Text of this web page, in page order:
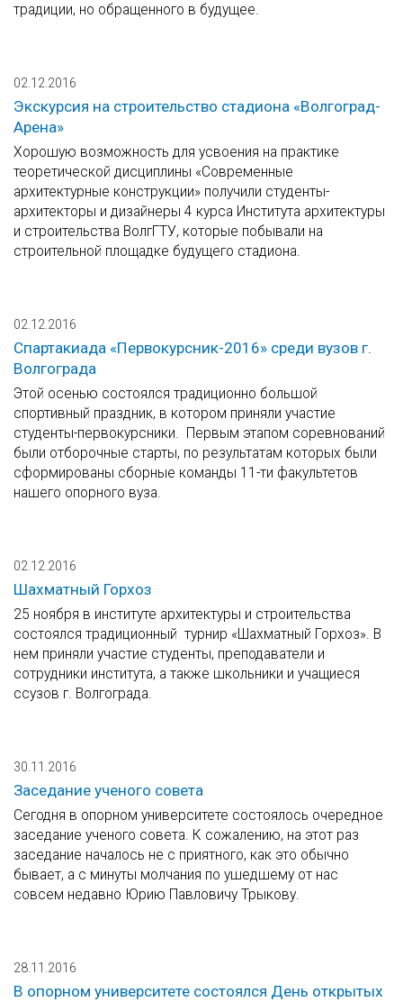
традиции, но обращенного в будущее.
02.12.2016
Экскурсия на строительство стадиона «Волгоград-
Арена»
Хорошую возможность для усвоения на практике
теоретической дисциплины «Современные
архитектурные конструкции» получили студенты-
архитекторы и дизайнеры 4 курса Института архитектуры
и строительства ВолгГТУ, которые побывали на
строительной площадке будущего стадиона.
02.12.2016
Спартакиада «Первокурсник-2016» среди вузов г.
Волгограда
Этой осенью состоялся традиционно большой
спортивный праздник, в котором приняли участие
студенты-первокурсники. Первым этапом соревнований
были отборочные старты, по результатам которых были
сформированы сборные команды 11-ти факультетов
нашего опорного вуза.
02.12.2016
Шахматный Горхоз
25 ноября в институте архитектуры и строительства
состоялся традиционный турнир «Шахматный Горхоз». В
нем приняли участие студенты, преподаватели и
сотрудники института, а также школьники и учащиеся
ссузов г. Волгограда.
30.11.2016
Заседание ученого совета
Сегодня в опорном университете состоялось очередное
заседание ученого совета. К сожалению, на этот раз
заседание началось не с приятного, как это обычно
бывает, а с минуты молчания по ушедшему от нас
совсем недавно Юрию Павловичу Трыкову.
28.11.2016
В опорном университете состоялся День открытых